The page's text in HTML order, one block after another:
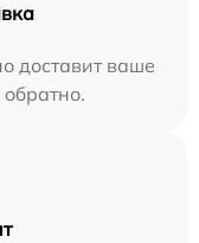
доставит ваше